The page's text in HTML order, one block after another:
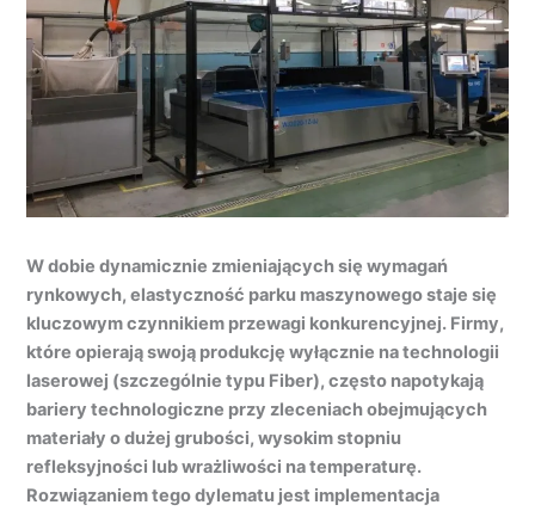
W dobie dynamicznie zmieniających się wymagań
rynkowych, elastyczność parku maszynowego staje się
kluczowym czynnikiem przewagi konkurencyjnej. Firmy,
które opierają swoją produkcję wyłącznie na technologii
laserowej (szczególnie typu Fiber), często napotykają
bariery technologiczne przy zleceniach obejmujących
materiały o dużej grubości, wysokim stopniu
refleksyjności lub wrażliwości na temperaturę.
Rozwiązaniem tego dylematu jest implementacja